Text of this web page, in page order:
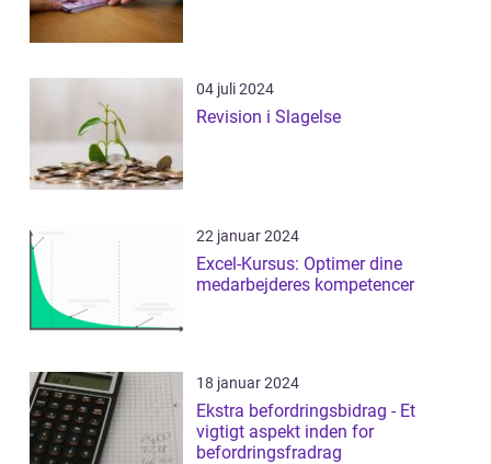
04 juli 2024
Revision i Slagelse
22 januar 2024
Excel-Kursus: Optimer dine
medarbejderes kompetencer
18 januar 2024
Ekstra befordringsbidrag - Et
vigtigt aspekt inden for
befordringsfradrag